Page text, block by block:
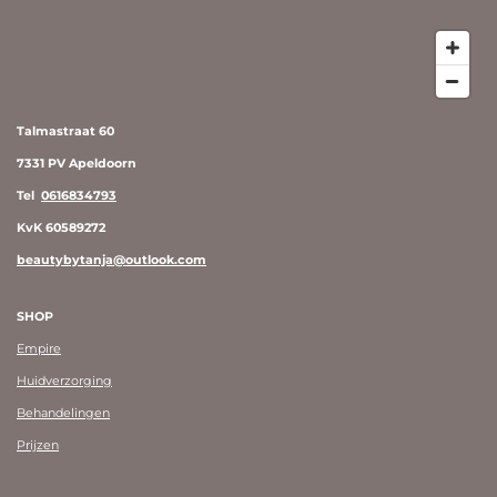
Talmastraat 60
7331 PV Apeldoorn
Tel 0616834793
KvK 60589272
beautybytanja@outlook.com
SHOP
Empire
Huidverzorging
Behandelingen
Prijzen